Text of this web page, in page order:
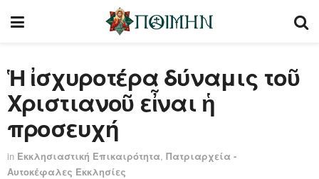
Ἡ ἰσχυροτέρα δύναμις τοῦ
Χριστιανοῦ εἶναι ἡ
προσευχή
in Εκκλησιαστική Επικαιρότητα, Πατριαρχεία -
Αυτοκέφαλες Εκκλησίες